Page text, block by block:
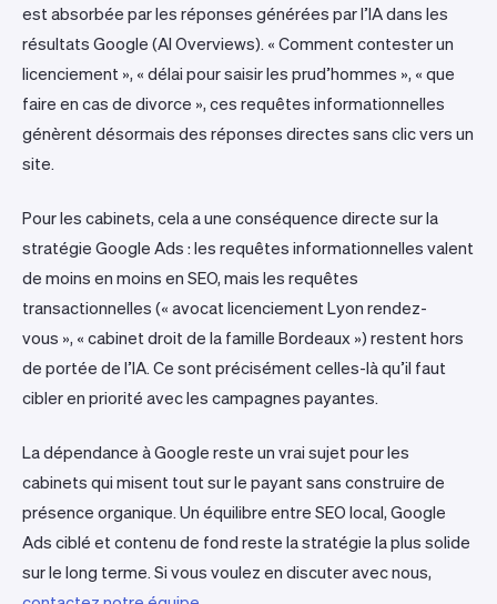
est absorbée par les réponses générées par l’IA dans les
résultats Google (AI Overviews). « Comment contester un
licenciement », « délai pour saisir les prud’hommes », « que
faire en cas de divorce », ces requêtes informationnelles
génèrent désormais des réponses directes sans clic vers un
site.
Pour les cabinets, cela a une conséquence directe sur la
stratégie Google Ads : les requêtes informationnelles valent
de moins en moins en SEO, mais les requêtes
transactionnelles (« avocat licenciement Lyon rendez-
vous », « cabinet droit de la famille Bordeaux ») restent hors
de portée de l’IA. Ce sont précisément celles-là qu’il faut
cibler en priorité avec les campagnes payantes.
La dépendance à Google reste un vrai sujet pour les
cabinets qui misent tout sur le payant sans construire de
présence organique. Un équilibre entre SEO local, Google
Ads ciblé et contenu de fond reste la stratégie la plus solide
sur le long terme. Si vous voulez en discuter avec nous,